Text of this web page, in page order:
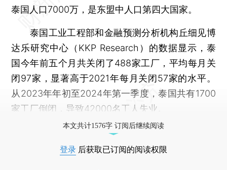
泰国人口7000万，是东盟中人口第四大国家。
泰国工业工程部和金融预测分析机构丘细见博
达乐研究中心（KKP Research）的数据显示，泰
国今年前五个月共关闭了488家工厂，平均每月关
闭97家，显著高于2021年每月关闭57家的水平。
从2023年年初至2024年第一季度，泰国共有1700
家工厂倒闭，导致42000名工人失业。
本文共计1576字 订阅后继续阅读
登录 后获取已订阅的阅读权限